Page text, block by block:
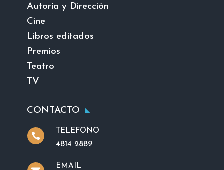
Autoría y Dirección
Cine
Libros editados
Premios
Teatro
TV
CONTACTO

TELEFONO
4814 2889
EMAIL